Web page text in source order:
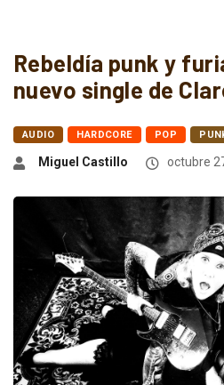
Rebeldía punk y
nuevo single de
AUDIO HARDCORE POP
Miguel Castillo octubre